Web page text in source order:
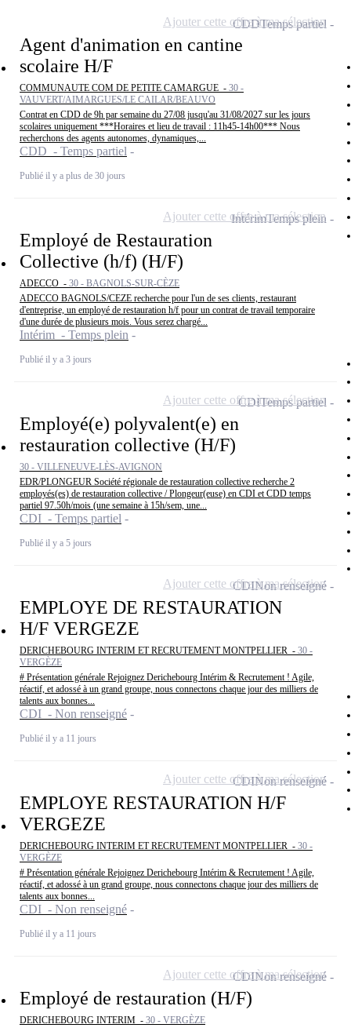
Agent d'animation en cantine
scolaire H/F
COMMUNAUTE COM DE PETITE CAMARGUE - 30 -
VAUVERT/AIMARGUES/LE CAILAR/BEAUVO
Contrat en CDD de 9h par semaine du 27/08 jusqu'au 31/08/2027 sur les jours
scolaires uniquement ***Horaires et lieu de travail : 11h45-14h00*** Nous
recherchons des agents autonomes, dynamiques,...
CDD - Temps partiel
Publié il y a plus de 30 jours
CDDTemps partiel
Ajouter cette offre à ma sélection
Employé de Restauration
Collective (h/f) (H/F)
ADECCO - 30 - BAGNOLS-SUR-CÈZE
ADECCO BAGNOLS/CEZE recherche pour l'un de ses clients, restaurant
d'entreprise, un employé de restauration h/f pour un contrat de travail temporaire
d'une durée de plusieurs mois. Vous serez chargé...
Intérim - Temps plein
Publié il y a 3 jours
IntérimTemps plein
Ajouter cette offre à ma sélection
Employé(e) polyvalent(e) en
restauration collective (H/F)
30 - VILLENEUVE-LÈS-AVIGNON
EDR/PLONGEUR Société régionale de restauration collective recherche 2
employés(es) de restauration collective / Plongeur(euse) en CDI et CDD temps
partiel 97.50h/mois (une semaine à 15h/sem, une...
CDI - Temps partiel
Publié il y a 5 jours
CDITemps partiel
Ajouter cette offre à ma sélection
EMPLOYE DE RESTAURATION
H/F VERGEZE
DERICHEBOURG INTERIM ET RECRUTEMENT MONTPELLIER - 30 -
VERGÈZE
# Présentation générale Rejoignez Derichebourg Intérim & Recrutement ! Agile,
réactif, et adossé à un grand groupe, nous connectons chaque jour des milliers de
talents aux bonnes...
CDI - Non renseigné
Publié il y a 11 jours
CDINon renseigné
Ajouter cette offre à ma sélection
EMPLOYE RESTAURATION H/F
VERGEZE
DERICHEBOURG INTERIM ET RECRUTEMENT MONTPELLIER - 30 -
VERGÈZE
# Présentation générale Rejoignez Derichebourg Intérim & Recrutement ! Agile,
réactif, et adossé à un grand groupe, nous connectons chaque jour des milliers de
talents aux bonnes...
CDI - Non renseigné
Publié il y a 11 jours
CDINon renseigné
Ajouter cette offre à ma sélection
Employé de restauration (H/F)
DERICHEBOURG INTERIM - 30 - VERGÈZE
CDINon renseigné
Ajouter cette offre à ma sélection